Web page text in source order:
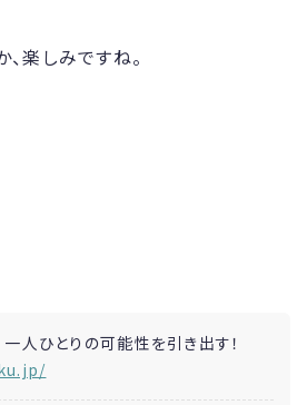
楽しみですね。
人ひとりの可能性を引き出す！